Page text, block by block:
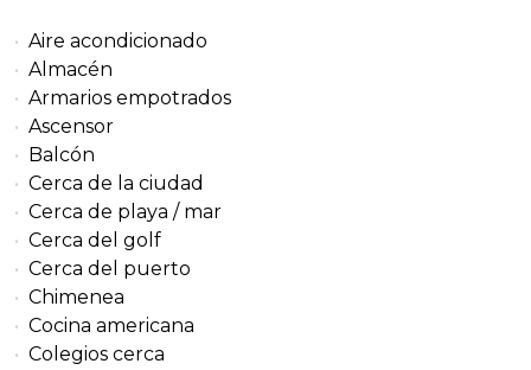
Aire acondicionado
Almacén
Armarios empotrados
Ascensor
Balcón
Cerca de la ciudad
Cerca de playa / mar
Cerca del golf
Cerca del puerto
Chimenea
Cocina americana
Colegios cerca